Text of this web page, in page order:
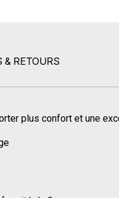
& RETOURS
plus confort et une